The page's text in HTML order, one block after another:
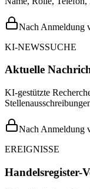
Nach Anmeldung
KI-NEWSSUCHE
Aktuelle
KI-gestützte
Nach Anmeldung
EREIGNISSE
Handelsregister-